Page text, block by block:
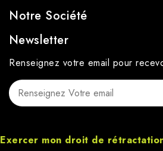
Notre Société
Newsletter
Renseignez votre email pour
Exercer mon droit de